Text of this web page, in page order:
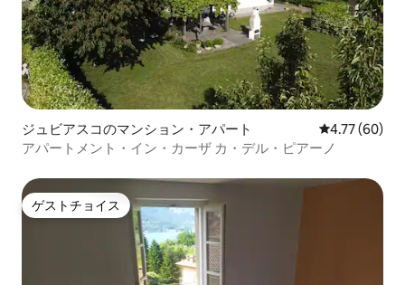
ジュビアスコのマンション・アパート レビュー60
4.77 (60)
アパートメント・イン・カーザ カ・デル・ピアーノ
ゲストチョイス
ゲストチョイス